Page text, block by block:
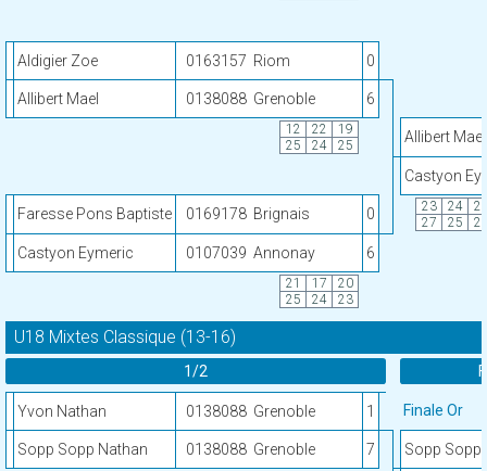
Aldigier Zoe 0163157 Riom 0
Allibert Mael 0138088 Grenoble 6
12 22
19
25
24 25 Allibert Mael
Castyon
Faresse Pons Baptiste 0169178 Brignais 0 23 24
27
25
Castyon Eymeric 0107039 Annonay 6
21 17
20
25
24 23
U18 Mixtes Classique (13-16)
1/2
Yvon Nathan 0138088 Grenoble 1 Finale Or
Sopp Sopp Nathan 0138088 Grenoble 7 Sopp Sopp